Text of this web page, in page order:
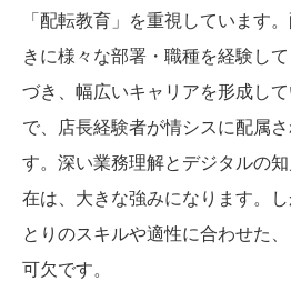
「配転教育」を重視しています
きに様々な部署・職種を経験し
づき、幅広いキャリアを形成し
で、店長経験者が情シスに配属
す。深い業務理解とデジタルの
在は、大きな強みになります。
とりのスキルや適性に合わせた
可欠です。